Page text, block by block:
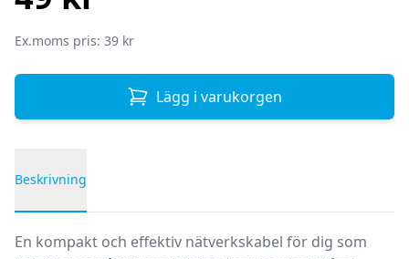
Ex.moms pris: 39 kr
Lägg i varukorgen
Beskrivning
En kompakt och effektiv nätverkskabel för dig som